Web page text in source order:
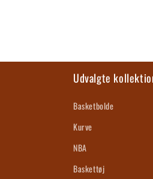
Udvalgte
Basketbolde
Kurve
NBA
Baskettøj